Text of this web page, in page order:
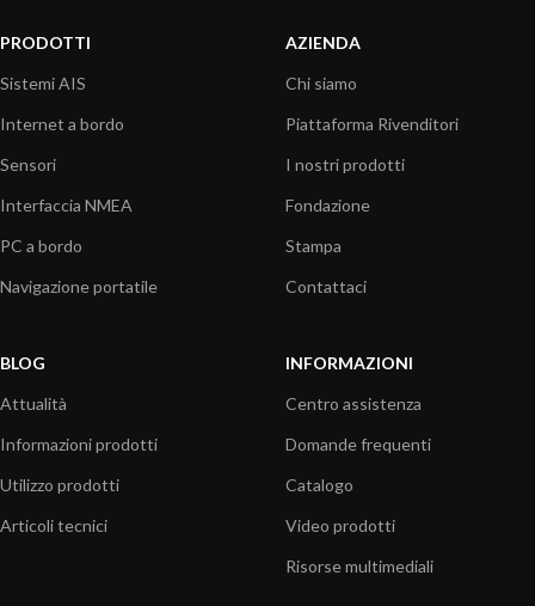
PRODOTTI
Sistemi AIS
Internet a bordo
Sensori
Interfaccia NMEA
PC a bordo
Navigazione portatile
AZIENDA
Chi siamo
Piattaforma Rivenditori
I nostri prodotti
Fondazione
Stampa
Contattaci
BLOG
Attualità
Informazioni prodotti
Utilizzo prodotti
Articoli tecnici
INFORMAZIONI
Centro assistenza
Domande frequenti
Catalogo
Video prodotti
Risorse multimediali